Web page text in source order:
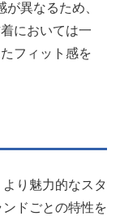
異なるため、
においては一
フィット感を
り魅力的なスタ
ドごとの特性を